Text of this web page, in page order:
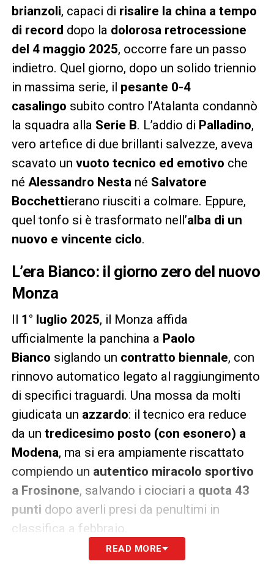
brianzoli, capaci di risalire la china a tempo
di record dopo la dolorosa retrocessione
del 4 maggio 2025, occorre fare un passo
indietro. Quel giorno, dopo un solido triennio
in massima serie, il pesante 0-4
casalingo subito contro l’Atalanta condannò
la squadra alla Serie B. L’addio di Palladino,
vero artefice di due brillanti salvezze, aveva
scavato un vuoto tecnico ed emotivo che
né Alessandro Nesta né Salvatore
Bocchettierano riusciti a colmare. Eppure,
quel tonfo si è trasformato nell’alba di un
nuovo e vincente ciclo.
L’era Bianco: il giorno zero del nuovo
Monza
Il 1° luglio 2025, il Monza affida
ufficialmente la panchina a Paolo
Bianco siglando un contratto biennale, con
rinnovo automatico legato al raggiungimento
di specifici traguardi. Una mossa da molti
giudicata un azzardo: il tecnico era reduce
da un tredicesimo posto (con esonero) a
Modena, ma si era ampiamente riscattato
compiendo un autentico miracolo sportivo
a Frosinone, salvando i ciociari a quota 43
punti dopo averli presi da penultimi in
classifica a febbraio.
READ MORE